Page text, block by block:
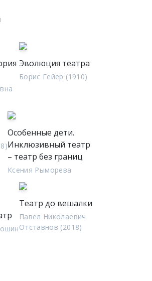
Эволюция театра
Борис Гейер (1910)
Особенные дети.
Инклюзивный театр
– театр без границ
Ксения Рыморева
Театр до вешалки
Павел Николаевич
Отставнов (2018)